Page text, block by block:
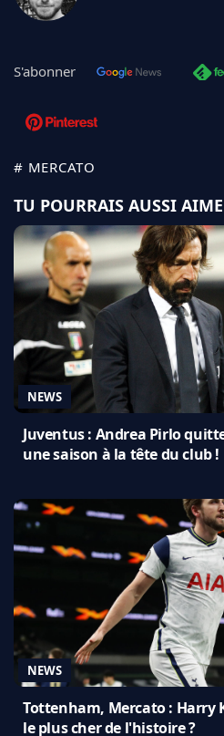
S'abonner
# MERCATO
TU POURRAIS AUSSI
NEWS
Juventus : Andrea Pirlo
une saison à la tête du club !
NEWS
Tottenham, Mercato : Harry
le plus cher de l'histoire ?